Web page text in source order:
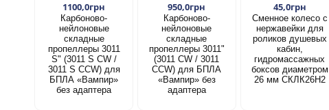
1100,0грн
Карбоново-
нейлоновые
складные
пропеллеры 3011
S" (3011 S CW /
3011 S CCW) для
БПЛА «Вампир»
без адаптера
950,0грн
Карбоново-
нейлоновые
складные
пропеллеры 3011"
(3011 CW / 3011
CCW) для БПЛА
«Вампир» без
адаптера
45,0грн
Сменное колесо с
нержавейки для
роликов душевых
кабин,
гидромассажных
боксов диаметром
26 мм СКЛК26Н2